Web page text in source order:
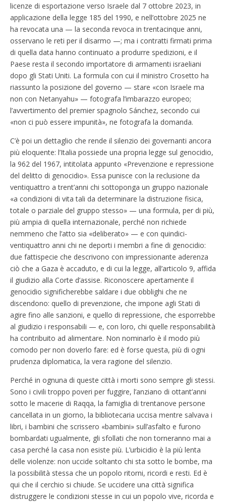
licenze di esportazione verso Israele dal 7 ottobre 2023, in
applicazione della legge 185 del 1990, e nell’ottobre 2025 ne
ha revocata una — la seconda revoca in trentacinque anni,
osservano le reti per il disarmo —; ma i contratti firmati prima
di quella data hanno continuato a produrre spedizioni, e il
Paese resta il secondo importatore di armamenti israeliani
dopo gli Stati Uniti. La formula con cui il ministro Crosetto ha
riassunto la posizione del governo — stare «con Israele ma
non con Netanyahu» — fotografa l’imbarazzo europeo;
l’avvertimento del premier spagnolo Sánchez, secondo cui
«non ci può essere impunità», ne fotografa la domanda.
C’è poi un dettaglio che rende il silenzio dei governanti ancora
più eloquente: l’Italia possiede una propria legge sul genocidio,
la 962 del 1967, intitolata appunto «Prevenzione e repressione
del delitto di genocidio». Essa punisce con la reclusione da
ventiquattro a trent’anni chi sottoponga un gruppo nazionale
«a condizioni di vita tali da determinare la distruzione fisica,
totale o parziale del gruppo stesso» — una formula, per di più,
più ampia di quella internazionale, perché non richiede
nemmeno che l’atto sia «deliberato» — e con quindici-
ventiquattro anni chi ne deporti i membri a fine di genocidio:
due fattispecie che descrivono con impressionante aderenza
ciò che a Gaza è accaduto, e di cui la legge, all’articolo 9, affida
il giudizio alla Corte d’assise. Riconoscere apertamente il
genocidio significherebbe saldare i due obblighi che ne
discendono: quello di prevenzione, che impone agli Stati di
agire fino alle sanzioni, e quello di repressione, che esporrebbe
al giudizio i responsabili — e, con loro, chi quelle responsabilità
ha contribuito ad alimentare. Non nominarlo è il modo più
comodo per non doverlo fare: ed è forse questa, più di ogni
prudenza diplomatica, la vera ragione del silenzio.
Perché in ognuna di queste città i morti sono sempre gli stessi.
Sono i civili troppo poveri per fuggire, l’anziano di ottant’anni
sotto le macerie di Raqqa, la famiglia di trentanove persone
cancellata in un giorno, la bibliotecaria uccisa mentre salvava i
libri, i bambini che scrissero «bambini» sull’asfalto e furono
bombardati ugualmente, gli sfollati che non torneranno mai a
casa perché la casa non esiste più. L’urbicidio è la più lenta
delle violenze: non uccide soltanto chi sta sotto le bombe, ma
la possibilità stessa che un popolo ritorni, ricordi e resti. Ed è
qui che il cerchio si chiude. Se uccidere una città significa
distruggere le condizioni stesse in cui un popolo vive, ricorda e